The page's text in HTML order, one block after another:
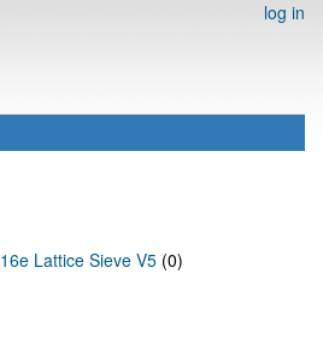
log in
16e Lattice Sieve V5 (0)